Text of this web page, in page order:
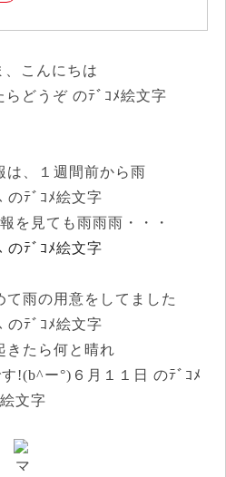
、こんにちは
は、１週間前から雨
を見ても雨雨雨・・・
て雨の用意をしてました
たら何と晴れ